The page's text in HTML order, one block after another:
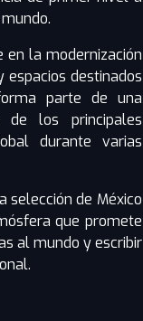
en la modernización
espacios destinados
parte de una
los principales
durante varias
selección de México
que promete
al mundo y escribir